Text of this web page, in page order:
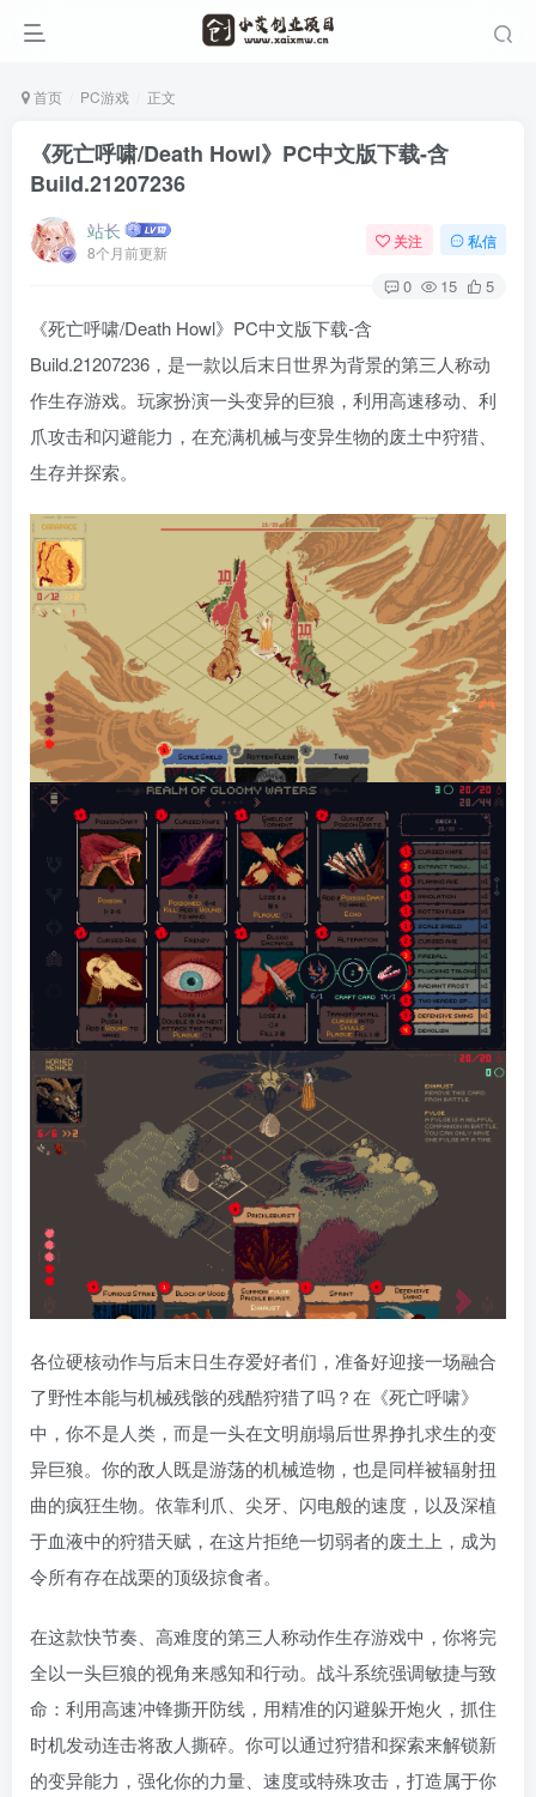
首页 PC游戏 正文
《死亡呼啸/Death Howl》PC中文版下载-含
Build.21207236
站长
8个月前更新
关注 私信
0 15 5
《死亡呼啸/Death Howl》PC中文版下载-含
Build.21207236，是一款以后末日世界为背景的第三人称动
作生存游戏。玩家扮演一头变异的巨狼，利用高速移动、利
爪攻击和闪避能力，在充满机械与变异生物的废土中狩猎、
生存并探索。
各位硬核动作与后末日生存爱好者们，准备好迎接一场融合
了野性本能与机械残骸的残酷狩猎了吗？在《死亡呼啸》
中，你不是人类，而是一头在文明崩塌后世界挣扎求生的变
异巨狼。你的敌人既是游荡的机械造物，也是同样被辐射扭
曲的疯狂生物。依靠利爪、尖牙、闪电般的速度，以及深植
于血液中的狩猎天赋，在这片拒绝一切弱者的废土上，成为
令所有存在战栗的顶级掠食者。
在这款快节奏、高难度的第三人称动作生存游戏中，你将完
全以一头巨狼的视角来感知和行动。战斗系统强调敏捷与致
命：利用高速冲锋撕开防线，用精准的闪避躲开炮火，抓住
时机发动连击将敌人撕碎。你可以通过狩猎和探索来解锁新
的变异能力，强化你的力量、速度或特殊攻击，打造属于你